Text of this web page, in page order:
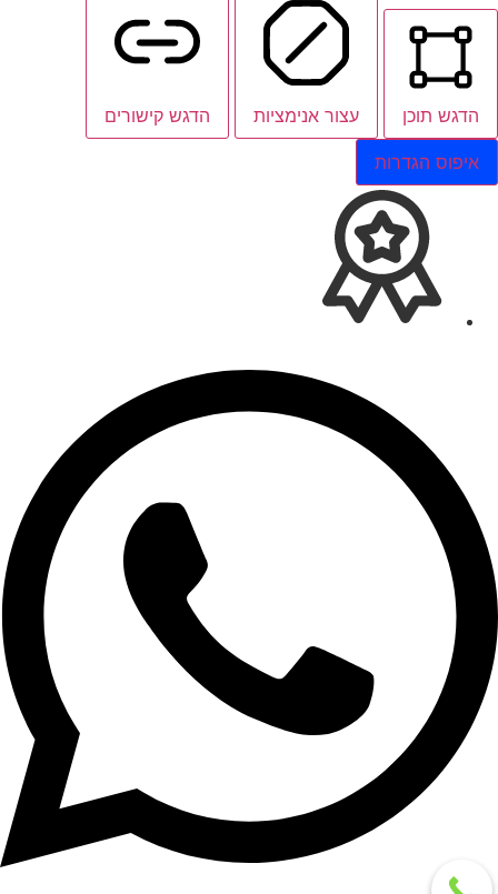
הדגש תוכן עצור אנימציות הדגש קישורים
איפוס הגדרות